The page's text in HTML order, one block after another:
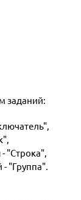
заданий:
"Строка",
- "Группа".